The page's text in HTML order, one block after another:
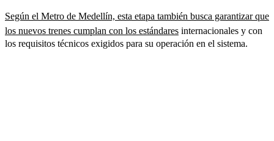
Según el Metro de Medellín, esta etapa también busca garantizar que
los nuevos trenes cumplan con los estándares internacionales y con
los requisitos técnicos exigidos para su operación en el sistema.